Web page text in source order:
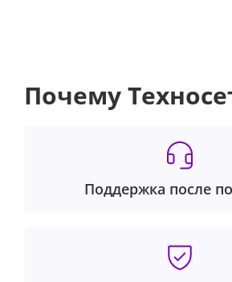
Почему
Поддержка после